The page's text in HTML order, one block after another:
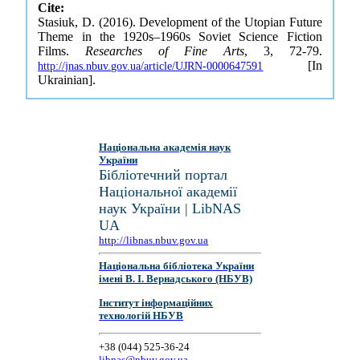
Cite:
Stasiuk, D. (2016). Development of the Utopian Future
Theme in the 1920s–1960s Soviet Science Fiction
Films. Researches of Fine Arts, 3, 72-79.
http://jnas.nbuv.gov.ua/article/UJRN-0000647591
[In
Ukrainian].
Національна академія наук
України
Бібліотечний портал
Національної академії
наук України | LibNAS
UA
http://libnas.nbuv.gov.ua
Національна бібліотека України
імені В. І. Вернадського (НБУВ)
Інститут інформаційних
технологій НБУВ
+38 (044) 525-36-24